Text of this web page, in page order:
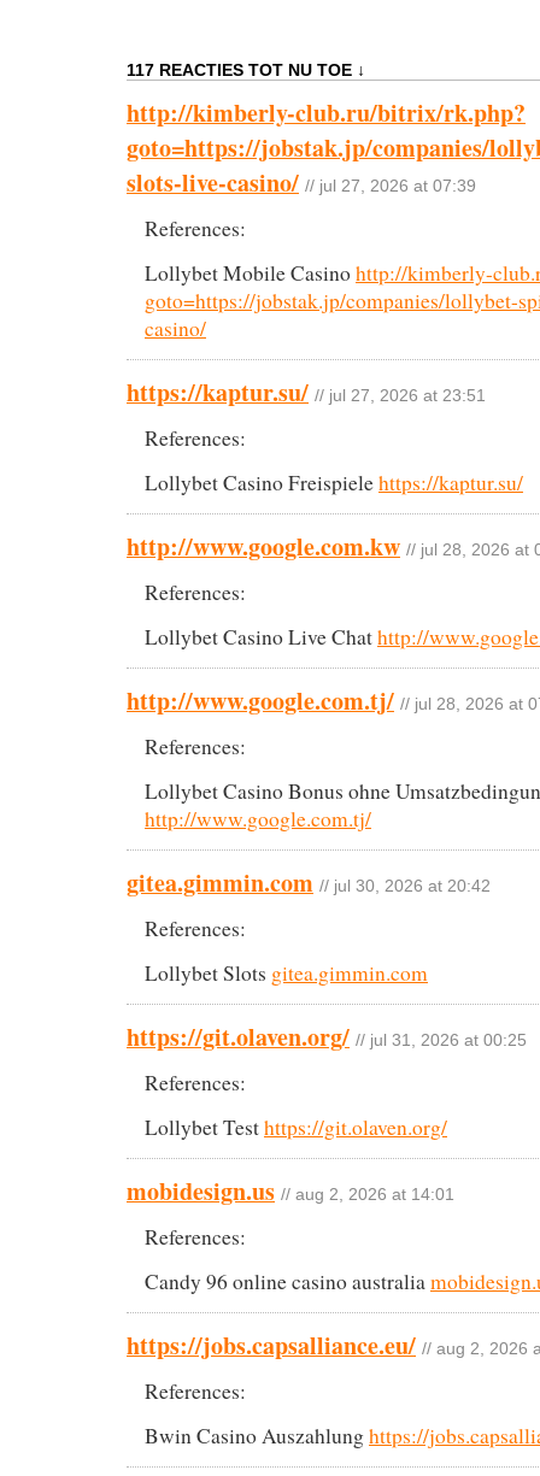
117 REACTIES TOT NU TOE ↓
http://kimberly-club.ru/bitrix/rk.php?
goto=https://jobstak.jp/companies/
slots-live-casino/ // jul 27, 2026 at 07:39
References:
Lollybet Mobile Casinohttp://kimberly-
goto=https://jobstak.jp/companies/lollybet-
casino/
https://kaptur.su/ // jul 27, 2026 at 23:51
References:
Lollybet Casino Freispielehttps://kaptur.su/
http://www.google.com.kw // jul 28, 2026 at
References:
Lollybet Casino Live Chathttp://
http://www.google.com.tj/ // jul 28, 2026 at
References:
Lollybet Casino Bonus ohne
http://www.google.com.tj/
gitea.gimmin.com // jul 30, 2026 at 20:42
References:
Lollybet Slots gitea.gimmin.com
https://git.olaven.org/ // jul 31, 2026 at 00:25
References:
Lollybet Testhttps://git.olaven.org/
mobidesign.us // aug 2, 2026 at 14:01
References:
Candy 96 online casino australia
https://jobs.capsalliance.eu/ // aug 2, 2026
References:
Bwin Casino Auszahlunghttps://